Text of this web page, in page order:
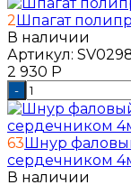
2Шпагат
В наличии
Артикул:
2 930 Р
-
63Шнур
сердечником
В наличии